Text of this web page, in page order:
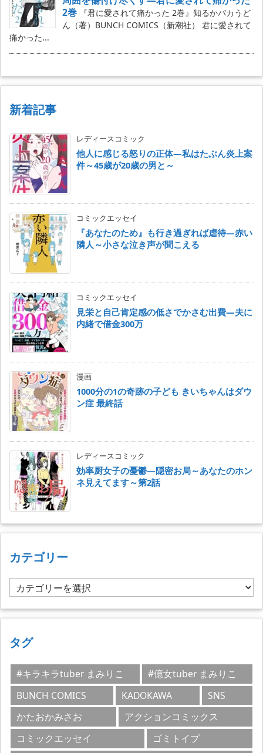
2巻
『君に愛されて痛かった 2巻』知るかバカうど
ん（著）BUNCH COMICS（新潮社） 君に愛されて
痛かった...
新着記事
レディースコミック
他人に感じる怒りの正体―私はたぶん炎上案
件～45歳が20歳の男と～
コミックエッセイ
『あなたのため』も行き過ぎれば虐待―赤い
隣人～小さな泣き声が聞こえる
コミックエッセイ
見栄と自己肯定感の低さでかさむ出費―夫に
内緒で借金300万
漫画
1000分の1の奇跡の子ども きいちゃんはダウ
ン症 最終話
レディースコミック
効率厨女子の憂鬱―隠密お局～あなたのホン
ネ見えてます～第2話
カテゴリー
カ
テ
ゴ
ー
タグ
#キラキラtuber まみりこ
#億女tuber まみりこ
BUNCH COMICS
KADOKAWA
SNS
かたおかみさお
アクションコミックス
コミックエッセイ
ゴミトイプ